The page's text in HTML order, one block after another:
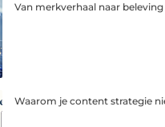
Van merkverhaal naar beleving
Waarom je content strategie